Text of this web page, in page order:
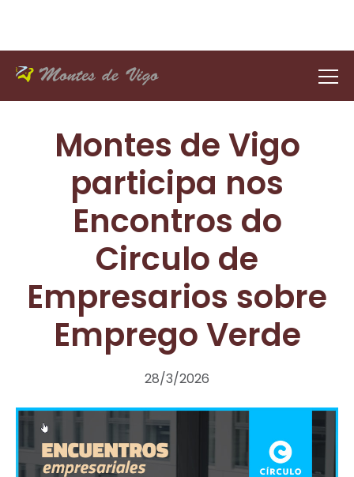
Montes de Vigo
participa nos
Encontros do
Circulo de
Empresarios sobre
Emprego Verde
28/3/2026